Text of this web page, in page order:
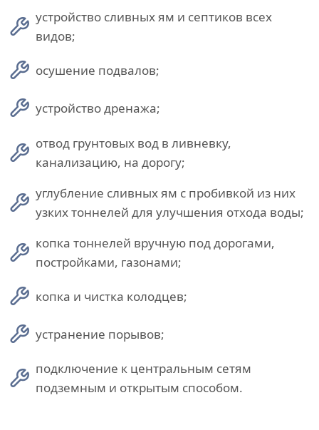
устройство сливных ям и септиков всех
видов;
осушение подвалов;
устройство дренажа;
отвод грунтовых вод в ливневку,
канализацию, на дорогу;
углубление сливных ям с пробивкой из них
узких тоннелей для улучшения отхода воды;
копка тоннелей вручную под дорогами,
постройками, газонами;
копка и чистка колодцев;
устранение порывов;
подключение к центральным сетям
подземным и открытым способом.